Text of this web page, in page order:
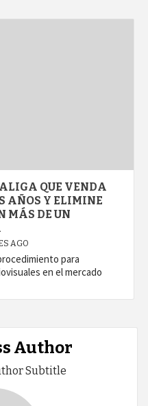
QUE VENDA
AÑOS Y ELIMINE
MÁS DE UN
AGO
para
en el mercado
Author
Subtitle